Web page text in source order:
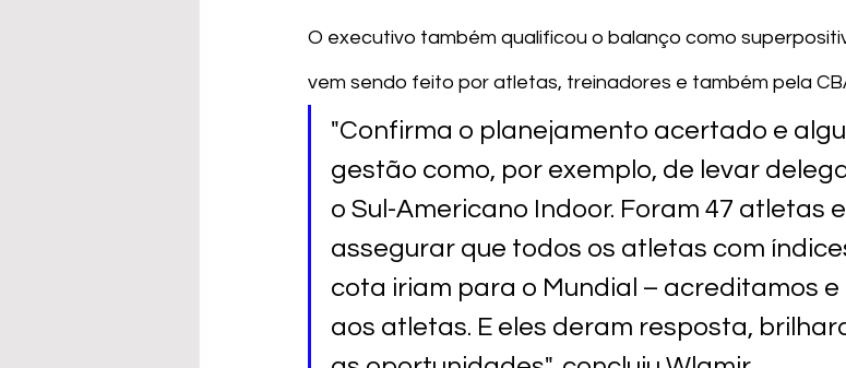
O executivo também qualificou o balanço como
vem sendo feito por atletas, treinadores e também pela
"Confirma o planejamento acertado e
gestão como, por exemplo, de levar
o Sul-Americano Indoor. Foram 47 atletas
assegurar que todos os atletas com
cota iriam para o Mundial – acreditamos
aos atletas. E eles deram resposta,